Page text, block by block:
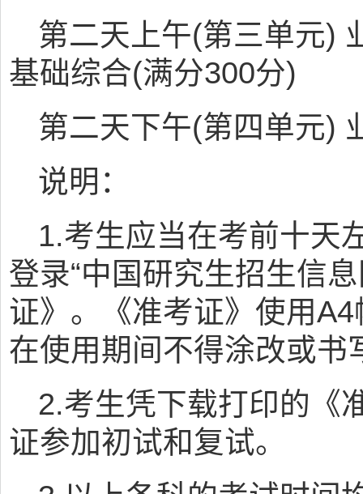
第二天上午(第三单元)
基础综合(满分300分)
第二天下午(第四单元)
说明：
1.考生应当在考前十天
登录“中国研究生招生信
证》。《准考证》使用
在使用期间不得涂改或书
2.考生凭下载打印的《
证参加初试和复试。